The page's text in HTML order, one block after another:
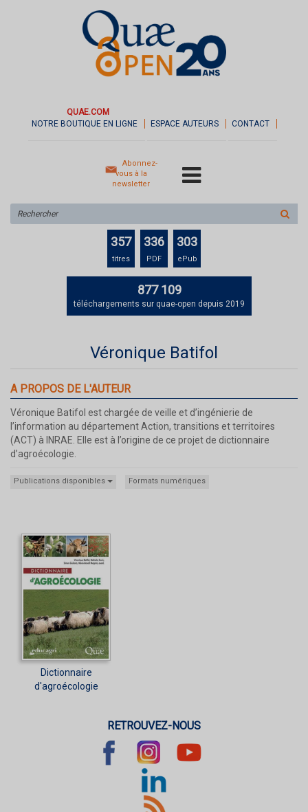
QUAE.COM
NOTRE BOUTIQUE EN LIGNE
ESPACE AUTEURS CONTACT
Abonnez-
vous à la
newsletter
sur
le
357
titres
336
PDF
303
ePub
877 109
téléchargements sur quae-open depuis 2019
Véronique Batifol
A PROPOS DE L'AUTEUR
Véronique Batifol est chargée de veille et d’ingénierie de
l’information au département Action, transitions et territoires
(ACT) à INRAE. Elle est à l’origine de ce projet de dictionnaire
d’agroécologie.
Publications disponibles Formats numériques
Dictionnaire
d'agroécologie
RETROUVEZ-NOUS